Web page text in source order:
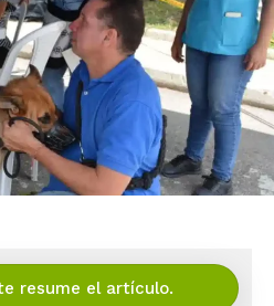
resume el artículo.